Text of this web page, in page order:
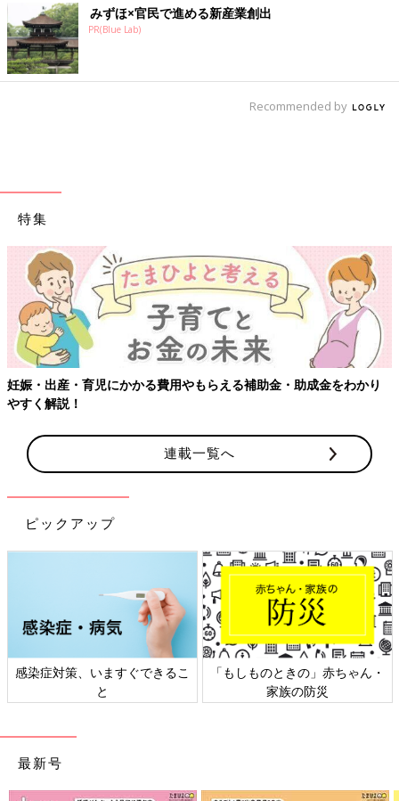
みずほ×官民で進める新産業創出
PR(Blue Lab)
Recommended by
特集
妊娠・出産・育児にかかる費用やもらえる補助金・助成金をわかり
やすく解説！
連載一覧へ
ピックアップ
感染症対策、いますぐできるこ
と
「もしものときの」赤ちゃん・
家族の防災
最新号